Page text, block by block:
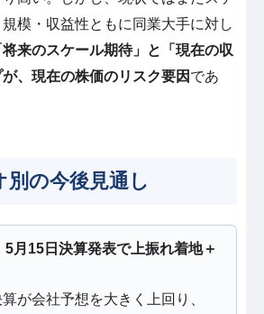
模・収益性ともに同業大手に対し
将来のスケール期待」と「現在の収
、現在の株価のリスク要因 であ
別の今後見通し
月15日決算発表で上振れ着地＋
が会社予想を大きく上回り、